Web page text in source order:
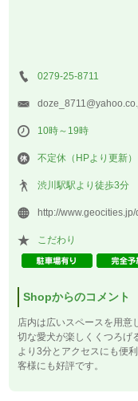
0279-25-8711
10時～19時
不定休（HPより更新）
渋川駅駅より徒歩3分
http://
こだわり
Shopからのコメント
店内は広いスペースを用意
切な愛犬が楽しくくつろげ
より3分とアクセスにも便
客様にも好評です。